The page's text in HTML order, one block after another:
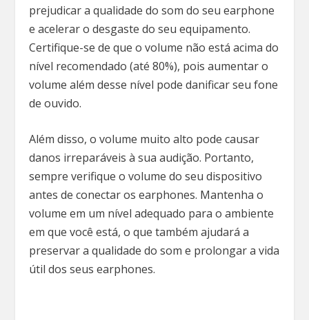
prejudicar a qualidade do som do seu earphone
e acelerar o desgaste do seu equipamento.
Certifique-se de que o volume não está acima do
nível recomendado (até 80%), pois aumentar o
volume além desse nível pode danificar seu fone
de ouvido.
Além disso, o volume muito alto pode causar
danos irreparáveis ​​à sua audição. Portanto,
sempre verifique o volume do seu dispositivo
antes de conectar os earphones. Mantenha o
volume em um nível adequado para o ambiente
em que você está, o que também ajudará a
preservar a qualidade do som e prolongar a vida
útil dos seus earphones.